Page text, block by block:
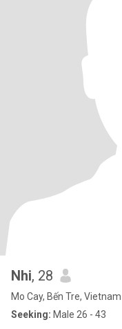
Nhi, 28
Mo Cay, Bến Tre, Vietnam
Seeking: Male 26 - 43